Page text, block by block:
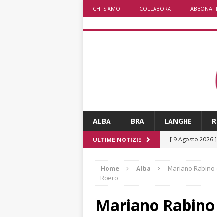
CHI SIAMO COLLABORA ABBONATI
ALBA BRA LANGHE
ULTIME NOTIZIE [ 9 Agosto 2026 ]
rotonda al Gallo
fiducia dei clienti
Home Alba
Mariano Rabino
Roero
Mariano